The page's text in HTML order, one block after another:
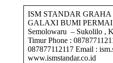
ISM STANDAR
GALAXI BUMI PERMAI
Semolowaru – Sukolilo ,
Timur Phone :
087877112117 Email :
www.ismstandar.co.id